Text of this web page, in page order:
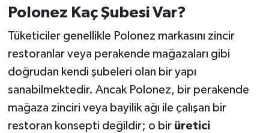
Polonez Kaç Şubesi Var?
Tüketiciler genellikle Polonez markasını zincir
restoranlar veya perakende mağazaları gibi
doğrudan kendi şubeleri olan bir yapı
sanabilmektedir. Ancak Polonez, bir perakende
mağaza zinciri veya bayilik ağı ile çalışan bir
restoran konsepti değildir; o bir üretici